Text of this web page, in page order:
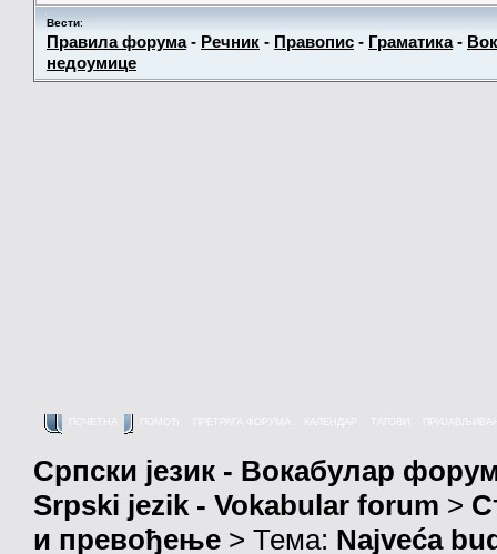
Вести:
Правила форума- Речник - Правопис - Граматика-
недоумице
КАЛЕНДАР
Српски језик - Вокабулар
Srpski jezik - Vokabular forum >
и превођење > Тема: Najveća